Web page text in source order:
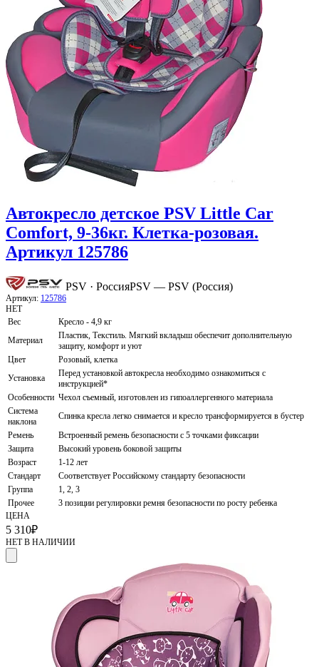
Автокресло детское PSV Little Car
Comfort, 9-36кг. Клетка-розовая.
Артикул 125786
PSV · РоссияPSV — PSV (Россия)
Артикул: 125786
НЕТ
Вес
Кресло - 4,9 кг
Материал
Пластик, Текстиль. Мягкий вкладыш обеспечит дополнительную
защиту, комфорт и уют
Цвет
Розовый, клетка
Установка
Перед установкой автокресла необходимо ознакомиться с
инструкцией*
Особенности Чехол съемный, изготовлен из гипоаллергенного материала
Система
наклона
Спинка кресла легко снимается и кресло трансформируется в бустер
Ремень
Встроенный ремень безопасности с 5 точками фиксации
Защита
Высокий уровень боковой защиты
Возраст
1-12 лет
Стандарт
Соответствует Российскому стандарту безопасности
Группа
1, 2, 3
Прочее
3 позиции регулировки ремня безопасности по росту ребенка
ЦЕНА
5 310₽
НЕТ В НАЛИЧИИ